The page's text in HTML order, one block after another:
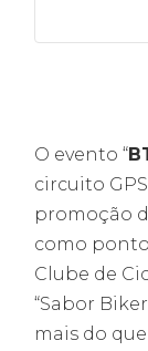
O evento “
circuito GPS
promoção
como ponto
Clube de
“Sabor
mais do